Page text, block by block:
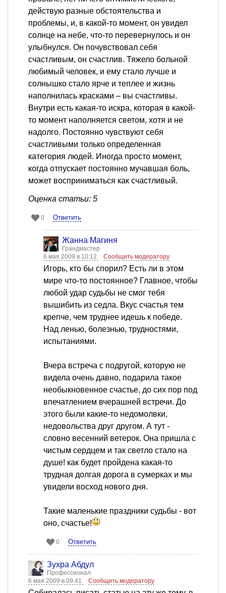
действую разные обстоятельства и
проблемы, и, в какой-то момент, он увидел
солнце на небе, что-то перевернулось и он
улыбнулся. Он почувствовал себя
счастливым, он счастлив. Тяжело больной
любимый человек, и ему стало лучше и
солнышко стало ярче и теплее и жизнь
наполнилась красками – вы счастливы.
Внутри есть какая-то искра, которая в какой-
то момент наполняется светом, хотя и не
надолго. Постоянно чувствуют себя
счастливыми только определенная
категория людей. Иногда просто момент,
когда отпускает постоянно мучавшая боль,
может восприниматься как счастливый.
Оценка статьи: 5
0 Ответить
Жанна Магиня
Грандмастер
6 мая 2009 в 10:12
Сообщить модератору
Игорь, кто бы спорил? Есть ли в этом
мире что-то постоянное? Главное, чтобы
любой удар судьбы не смог тебя
вышибить из седла. Вкус счастья тем
крепче, чем труднее идешь к победе.
Над ленью, болезнью, трудностями,
испытаниями.
Вчера встреча с подругой, которую не
видела очень давно, подарила такое
необыкновенное счастье, до сих пор под
впечатлением вчерашней встречи. До
этого были какие-то недомолвки,
недовольства друг другом. А тут -
словно весенний ветерок. Она пришла с
чистым сердцем и так светло стало на
душе! как будет пройдена какая-то
трудная долгая дорога в сумерках и мы
увидели восход нового дня.
Такие маленькие праздники судьбы - вот
оно, счастье!
0 Ответить
Зухра Абдул
Профессионал
6 мая 2009 в 09:41
Сообщить модератору